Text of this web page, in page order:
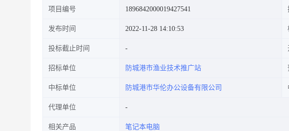
项目编号 1896842000019427541
发布时间 2022-11-28 14:10:53
投标截止时间
招标单位 防城港市渔业技术推广站
中标单位 防城港市华伦办公设备有限公司
代理单位
相关产品 笔记本电脑